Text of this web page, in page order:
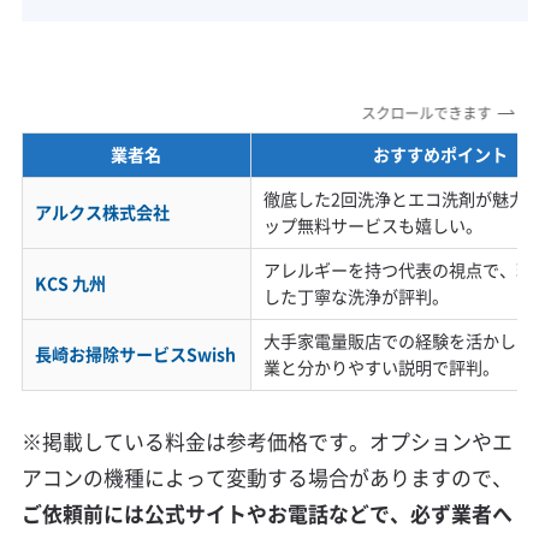
スクロールできます
業者名 おすすめポイント
アルクス株式会社
徹底した2回洗浄とエコ洗剤が魅力
ップ無料サービスも嬉しい。
KCS 九州
アレルギーを持つ代表の視点で、
した丁寧な洗浄が評判。
長崎お掃除サービスSwish
大手家電量販店での経験を活かし
業と分かりやすい説明で評判。
※掲載している料金は参考価格です。オプションやエ
アコンの機種によって変動する場合がありますので、
ご依頼前には公式サイトやお電話などで、必ず業者へ